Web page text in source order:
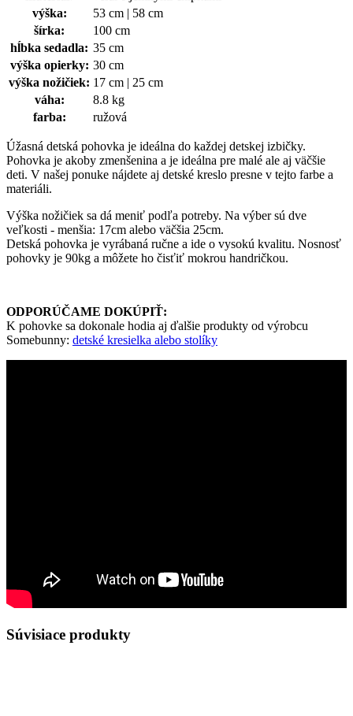
výška:
53 cm | 58 cm
šírka:
100 cm
hĺbka sedadla: 35 cm
výška opierky: 30 cm
výška nožičiek: 17 cm | 25 cm
váha:
8.8 kg
farba:
ružová
Úžasná detská pohovka je ideálna do každej detskej izbičky.
Pohovka je akoby zmenšenina a je ideálna pre malé ale aj väčšie
deti. V našej ponuke nájdete aj detské kreslo presne v tejto farbe a
materiáli.
Výška nožičiek sa dá meniť podľa potreby. Na výber sú dve
veľkosti - menšia: 17cm alebo väčšia 25cm.
Detská pohovka je vyrábaná ručne a ide o vysokú kvalitu. Nosnosť
pohovky je 90kg a môžete ho čisťiť mokrou handričkou.
ODPORÚČAME DOKÚPIŤ:
K pohovke sa dokonale hodia aj ďalšie produkty od výrobcu
Somebunny: detské kresielka alebo stolíky
Súvisiace produkty